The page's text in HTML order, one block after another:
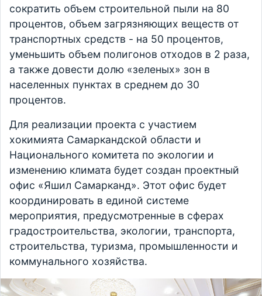
сократить объем строительной пыли на 80
процентов, объем загрязняющих веществ от
транспортных средств - на 50 процентов,
уменьшить объем полигонов отходов в 2 раза,
а также довести долю «зеленых» зон в
населенных пунктах в среднем до 30
процентов.
Для реализации проекта с участием
хокимията Самаркандской области и
Национального комитета по экологии и
изменению климата будет создан проектный
офис «Яшил Самарканд». Этот офис будет
координировать в единой системе
мероприятия, предусмотренные в сферах
градостроительства, экологии, транспорта,
строительства, туризма, промышленности и
коммунального хозяйства.